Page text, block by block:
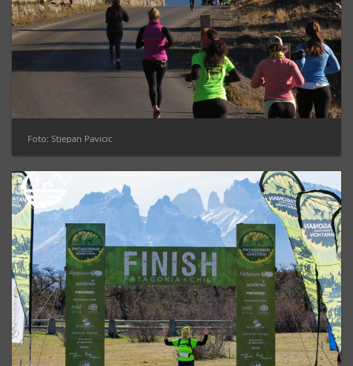
Foto: Stjepan Pavicic